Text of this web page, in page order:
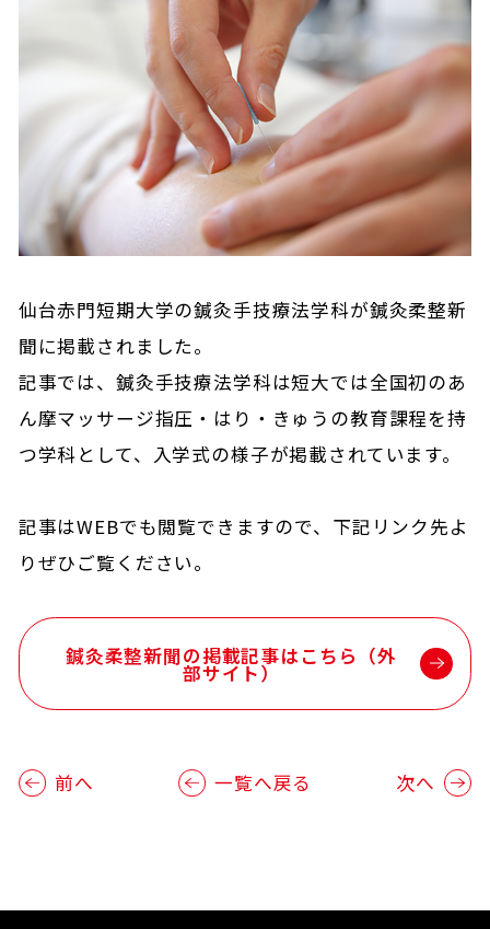
仙台赤門短期大学の鍼灸手技療法学科が鍼灸柔整新
聞に掲載されました。
記事では、鍼灸手技療法学科は短大では全国初のあ
ん摩マッサージ指圧・はり・きゅうの教育課程を持
つ学科として、入学式の様子が掲載されています。
記事はWEBでも閲覧できますので、下記リンク先よ
りぜひご覧ください。
鍼灸柔整新聞の掲載記事はこちら（外
部サイト）
前へ 一覧へ戻る 次へ